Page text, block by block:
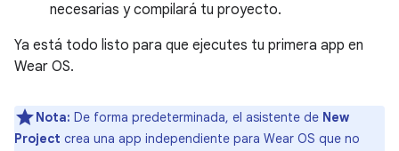
necesarias y compilará tu proyecto.
Ya está todo listo para que ejecutes tu primera app en
Wear OS.
Nota: De forma predeterminada, el asistente de New
Project crea una app independiente para Wear OS que no